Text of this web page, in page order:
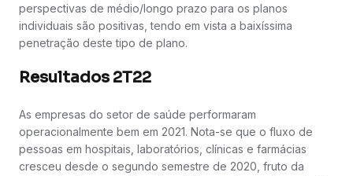
perspectivas de médio/longo prazo para os planos
individuais são positivas, tendo em vista a baixíssima
penetração deste tipo de plano.
Resultados 2T22
As empresas do setor de saúde performaram
operacionalmente bem em 2021. Nota-se que o fluxo de
pessoas em hospitais, laboratórios, clínicas e farmácias
cresceu desde o segundo semestre de 2020, fruto da